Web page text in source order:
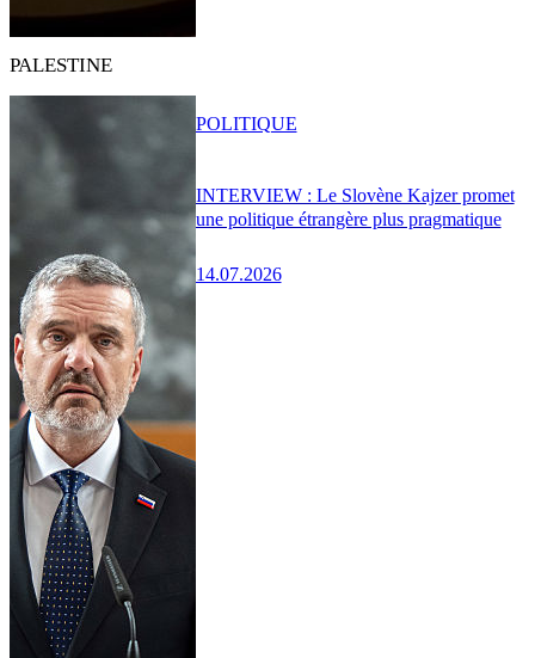
PALESTINE
INTERVIEW : Le Slovène Kajzer promet
une politique étrangère plus pragmatique
14.07.2026
POLITIQUE